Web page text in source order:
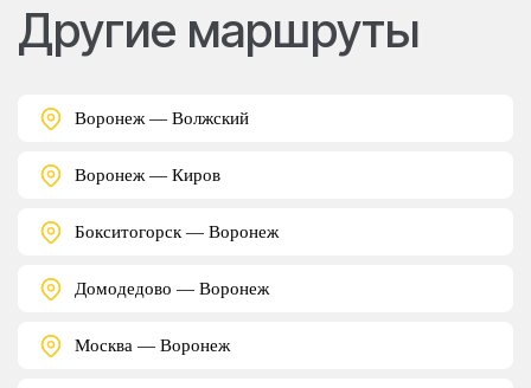
Другие маршруты
Воронеж — Волжский
Воронеж — Киров
Бокситогорск — Воронеж
Домодедово — Воронеж
Москва — Воронеж